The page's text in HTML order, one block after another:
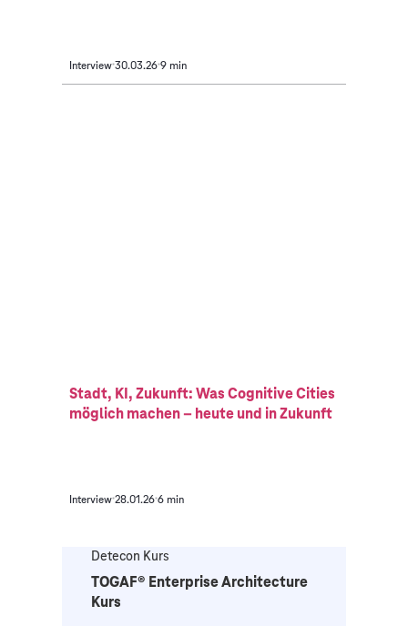
Interview 30.03.26 9 min
Stadt, KI, Zukunft: Was Cognitive Cities
möglich machen – heute und in Zukunft
Interview 28.01.26 6 min
Detecon Kurs
TOGAF® Enterprise Architecture
Kurs